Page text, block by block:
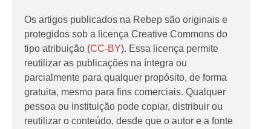
Os artigos publicados na Rebep são originais e
protegidos sob a licença Creative Commons do
tipo atribuição (CC-BY). Essa licença permite
reutilizar as publicações na íntegra ou
parcialmente para qualquer propósito, de forma
gratuita, mesmo para fins comerciais. Qualquer
pessoa ou instituição pode copiar, distribuir ou
reutilizar o conteúdo, desde que o autor e a fonte